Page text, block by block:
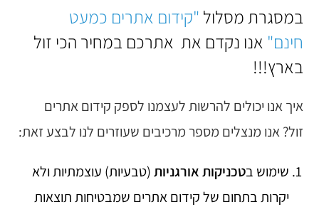
במסגרת מסלול "קידום אתרים כמעט
חינם" אנו נקדם את אתרכם במחיר הכי זול
בארץ!!!
איך אנו יכולים להרשות לעצמנו לספק קידום אתרים
זול? אנו מנצלים מספר מרכיבים שעוזרים לנו לבצע זאת:
שימוש בטכניקות אורגניות(טבעיות) עוצמתיות ולא
יקרות בתחום של קידום אתרים שמבטיחות תוצאות